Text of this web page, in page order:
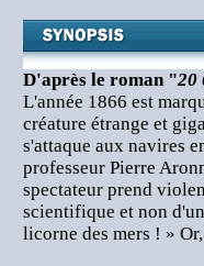
D'après le roman "20
L'année 1866 est
créature étrange et
s'attaque aux navires
professeur Pierre
spectateur prend
scientifique et non
licorne des mers ! »